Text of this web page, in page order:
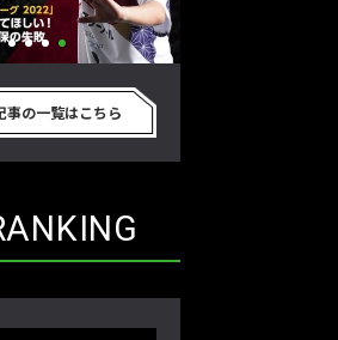
反省文を見てほし
ダー久保の失敗【ス
事の一覧はこちら